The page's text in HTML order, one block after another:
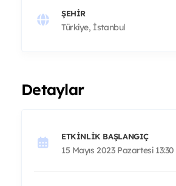
ŞEHIR
Türkiye, İstanbul
Detaylar
ETKINLIK BAŞLANGIÇ
15 Mayıs 2023 Pazartesi 13:30